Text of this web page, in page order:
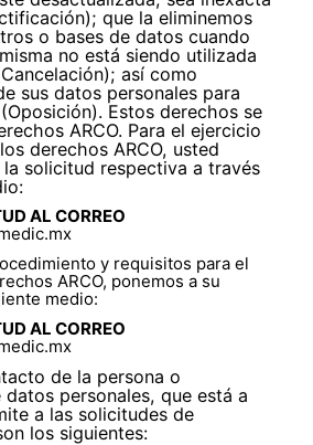
que la eliminemos
o bases de datos cuando
no está siendo utilizada
así como
sus datos personales para
Estos derechos se
ARCO. Para el ejercicio
derechos ARCO, usted
solicitud respectiva a través
AL CORREO
y requisitos para el
ARCO, ponemos a su
medio:
AL CORREO
de la persona o
personales, que está a
a las solicitudes de
los siguientes: